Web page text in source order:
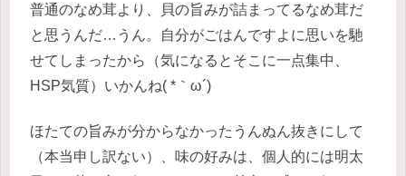
普通のなめ茸より、貝の旨みが詰まってるなめ茸だ
と思うんだ…うん。自分がごはんですよに思いを馳
せてしまったから（気になるとそこに一点集中、
HSP気質）いかんね( *｀ω´)
ほたての旨みが分からなかったうんぬん抜きにして
（本当申し訳ない）、味の好みは、個人的には明太